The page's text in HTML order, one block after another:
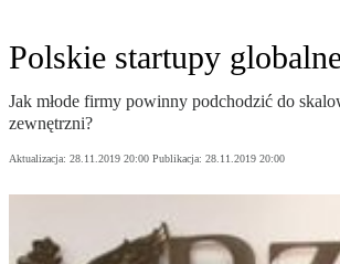
Polskie startupy
Jak młode firmy powinny podchodzić do
zewnętrzni?
Aktualizacja: 28.11.2019 20:00 Publikacja: 28.11.2019 20:00